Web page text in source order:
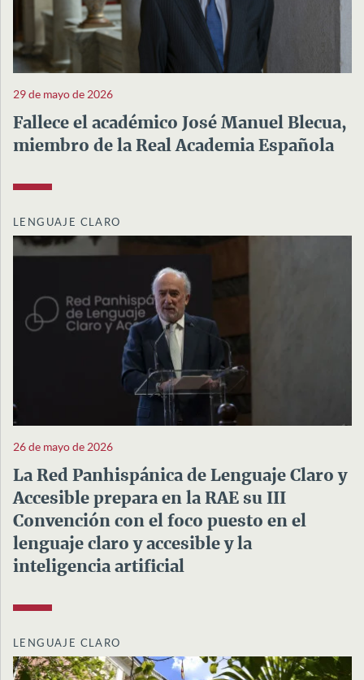
29 de mayo de 2026
Fallece el académico José Manuel Blecua,
miembro de la Real Academia Española
LENGUAJE CLARO
26 de mayo de 2026
La Red Panhispánica de Lenguaje Claro y
Accesible prepara en la RAE su III
Convención con el foco puesto en el
lenguaje claro y accesible y la
inteligencia artificial
LENGUAJE CLARO